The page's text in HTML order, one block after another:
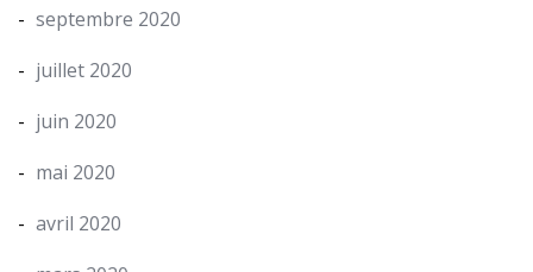
septembre 2020
juillet 2020
juin 2020
mai 2020
avril 2020